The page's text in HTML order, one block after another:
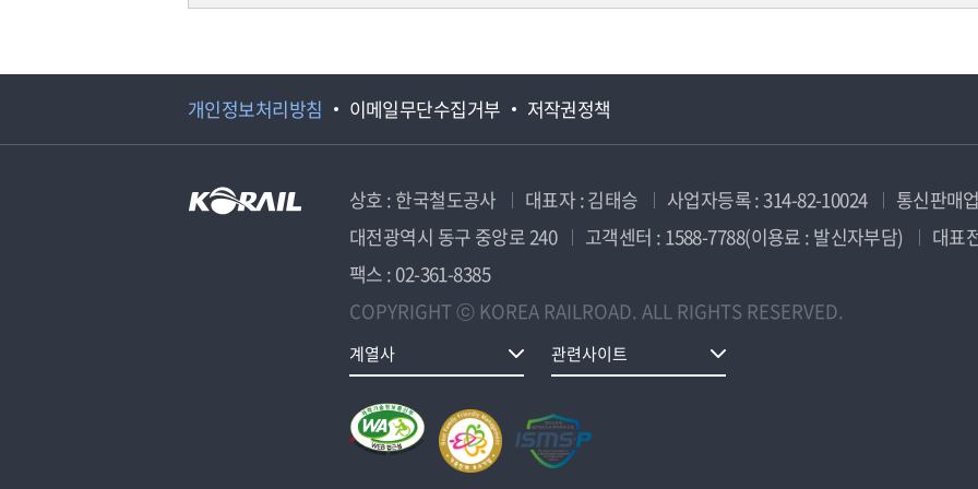
개인정보처리방침 이메일무단수집거부 저작권정책
상호 : 한국철도공사 대표자 : 김태승 사업자등록 : 314-82-10024
통신판매
대전광역시 동구 중앙로 240
고객센터 : 1588-7788(이용료 : 발신자부담)
대표
팩스 : 02-361-8385
COPYRIGHT ⓒ KOREA RAILROAD. ALL RIGHTS RESERVED.
계열사 관련사이트